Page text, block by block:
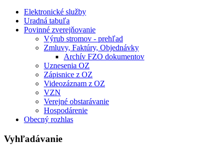
Elektronické služby
Uradná tabuľa
Povinné zverejňovanie
Výrub stromov - prehľad
Zmluvy, Faktúry, Objednávky
Archív FZO dokumentov
Uznesenia OZ
Zápisnice z OZ
Videozáznam z OZ
VZN
Verejné obstarávanie
Hospodárenie
Obecný rozhlas
Vyhľadávanie